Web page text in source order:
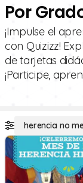
Por
¡Impulse el
con Quizizz!
de tarjetas
¡Participe,
herencia no